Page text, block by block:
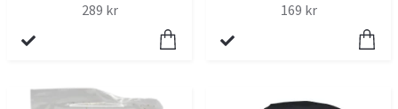
289 kr 169 kr